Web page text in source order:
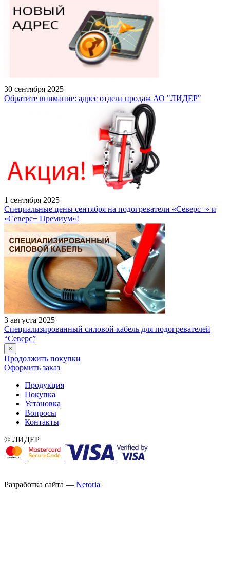
30 сентября 2025
Обратите внимание: адрес отдела продаж АО "ЛИДЕР"
1 сентября 2025
Специальные цены сентября на подогреватели «Северс+» и
«Северс+ Премиум»!
3 августа 2025
Специализированный силовой кабель для подогревателей
“Северс”
×
Продолжить покупки
Оформить заказ
Продукция
Покупка
Установка
Вопросы
Контакты
© ЛИДЕР
Разработка сайта — Netoria